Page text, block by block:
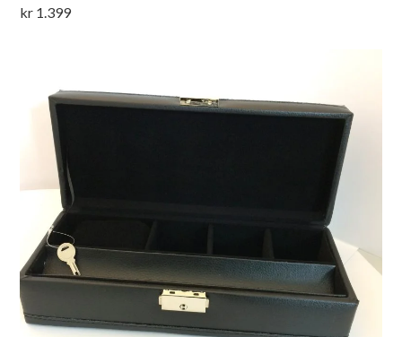
kr 1.399